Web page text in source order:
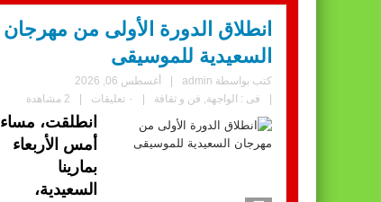
انطلاق الدورة الأولى من مهرجان
السعيدية للموسيقى
كتب بواسطة admin
أغسطس 06, 2026
فى : الواجهة, فن و ثقافة ٠ تعليقات 2 مشاهدة
انطلقت، مساء
أمس الأربعاء
بمارينا
السعيدية،